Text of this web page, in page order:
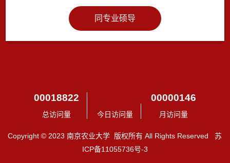
同专业硕导
00018822
总访问量 今日访问量
00000146
月访问量
Copyright © 2023 南京农业大学 版权所有 All Rights Reserved 苏
ICP备11055736号-3